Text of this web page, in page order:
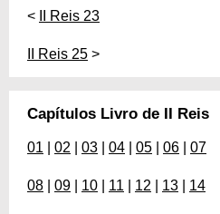
< II Reis 23
II Reis 25 >
Capítulos Livro de II Reis
01 02 03 04 05 06 07
08 09 10 11 12 13 14